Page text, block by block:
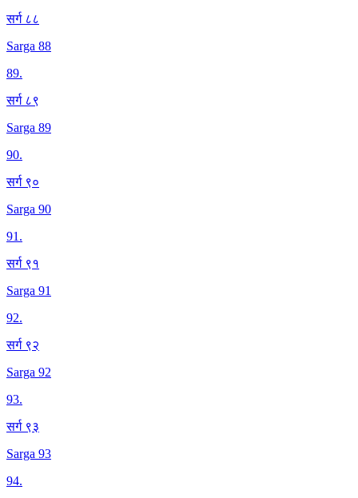
सर्ग ८८
Sarga 88
89.
सर्ग ८९
Sarga 89
90.
सर्ग ९०
Sarga 90
91.
सर्ग ९१
Sarga 91
92.
सर्ग ९२
Sarga 92
93.
सर्ग ९३
Sarga 93
94.